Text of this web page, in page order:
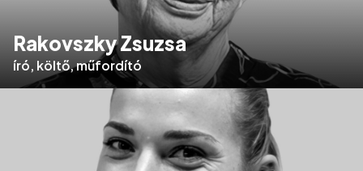
Rakovszky Zsuzsa
író, költő, műfordító